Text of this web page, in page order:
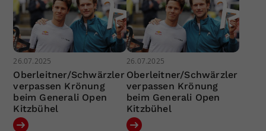
26.07.2025
Oberleitner/Schwärzler
verpassen Krönung
beim Generali Open
Kitzbühel
26.07.2025
Oberleitner/Schwärzler
verpassen Krönung
beim Generali Open
Kitzbühel